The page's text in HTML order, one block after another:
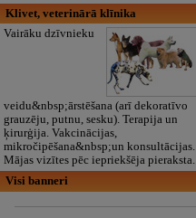
Klivet, veterinārā klīnika
Vairāku dzīvnieku
veidu&nbsp;ārstēšana (arī dekoratīvo
grauzēju, putnu, sesku). Terapija un
ķirurģija. Vakcinācijas,
mikročipēšana&nbsp;un konsultācijas.
Mājas vizītes pēc iepriekšēja pieraksta.
Visi banneri